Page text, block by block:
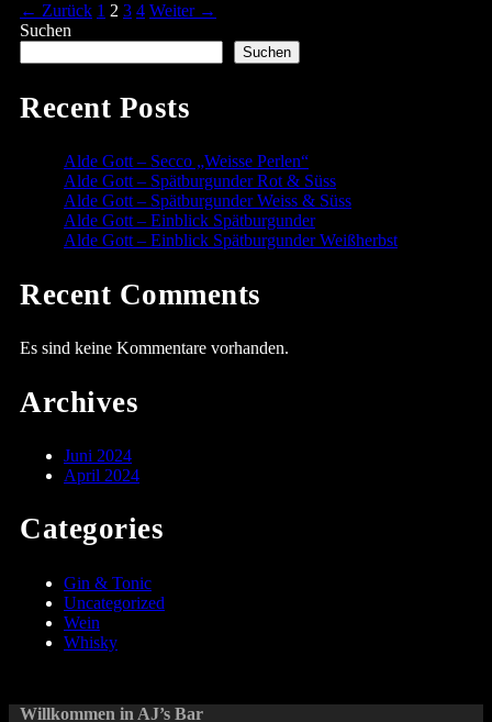
Jahre
(Brennerei
Scheibel)
Seitennummerierung
der
Beiträge
← Zurück 1 2 3 4 Weiter →
Suchen
Suchen
Recent Posts
Alde Gott – Secco „Weisse Perlen“
Alde Gott – Spätburgunder Rot & Süss
Alde Gott – Spätburgunder Weiss & Süss
Alde Gott – Einblick Spätburgunder
Alde Gott – Einblick Spätburgunder Weißherbst
Recent Comments
Es sind keine Kommentare vorhanden.
Archives
Juni 2024
April 2024
Categories
Gin & Tonic
Uncategorized
Wein
Whisky
Willkommen in AJ’s Bar